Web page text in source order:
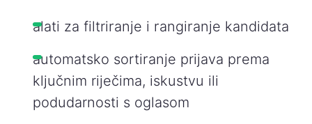
alati za filtriranje i rangiranje kandidata
automatsko sortiranje prijava prema
ključnim riječima, iskustvu ili
podudarnosti s oglasom